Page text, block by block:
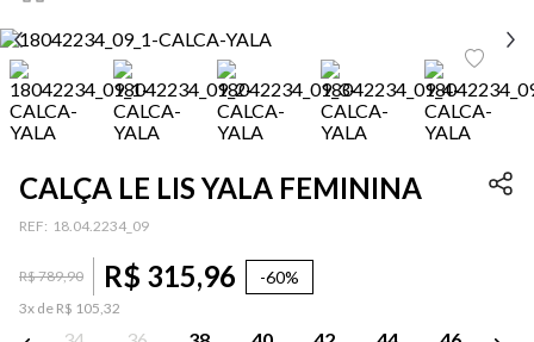
CALÇA LE LIS YALA FEMININA
: 18.04.2234_09
R$789,90 R$ 315,96 -60%
3x de R$ 105,32